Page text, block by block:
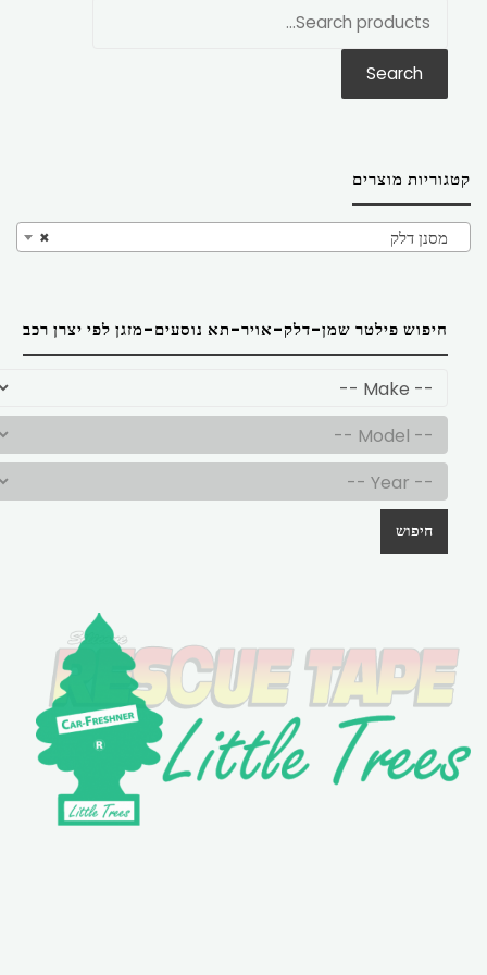
Search
קטגוריות מוצרים
× מסנן דלק
חיפוש פילטר שמן-דלק-אויר-תא נוסעים-מזגן לפי יצרן רכב
חיפוש